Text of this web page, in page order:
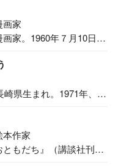
画家
家。1960年７月10日生
県生まれ。1971年、
作家
もだち』（講談社刊）